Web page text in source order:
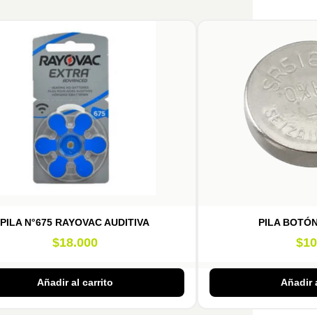
PILA N°675 RAYOVAC AUDITIVA
$18.000
Añadir al carrito
PILA
$
Añadir